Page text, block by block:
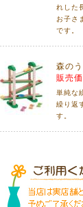
2017年07月30日
子供用靴インソー
2017年07月09日
キュートなペンギ
雨の日も楽しくしてあ
在庫有りでも売り切れ
ご了承下さい。
2017年06月01日
れした
お子さ
です。
森の
販売
単純な
繰り返
す。